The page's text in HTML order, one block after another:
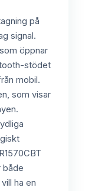
på
signal.
öppnar
stödet
mobil.
som visar
både
ha en